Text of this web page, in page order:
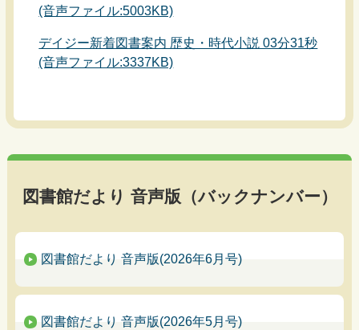
(音声ファイル:5003KB)
デイジー新着図書案内 歴史・時代小説 03分31秒
(音声ファイル:3337KB)
図書館だより 音声版（バックナンバー）
図書館だより 音声版(2026年6月号)
図書館だより 音声版(2026年5月号)